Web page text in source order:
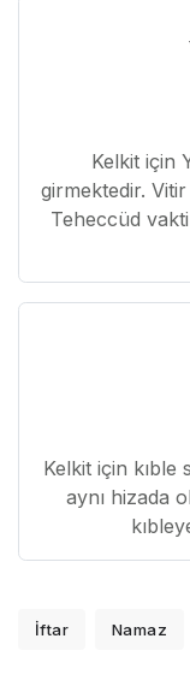
Kelkit için
girmektedir.
Teheccüd
Kelkit için kıble
aynı hizada
İftar Namaz